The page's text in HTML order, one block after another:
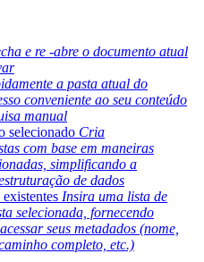
e re -abre o documento atual
a pasta atual do
conveniente ao seu conteúdo
manual
selecionado Cria
com base em maneiras
simplificando a
de dados
Insira uma lista de
selecionada, fornecendo
seus metadados (nome,
completo, etc.)